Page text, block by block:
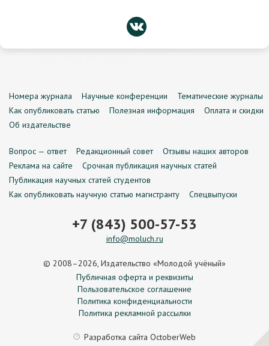
Номера журнала Научные конференции
Тематические журналы
Как опубликовать статью
Полезная информация
Оплата и скидки
Об издательстве
Вопрос — ответ Редакционный совет
Отзывы наших авторов
Реклама на сайте
Срочная публикация научных статей
Публикация научных статей студентов
Как опубликовать научную статью магистранту
Спецвыпуски
+7 (843) 500-57-53
info@moluch.ru
© 2008–2026, Издательство «Молодой учёный»
Публичная оферта и реквизиты
Пользовательское соглашение
Политика конфиденциальности
Политика рекламной рассылки
Разработка сайта OctoberWeb